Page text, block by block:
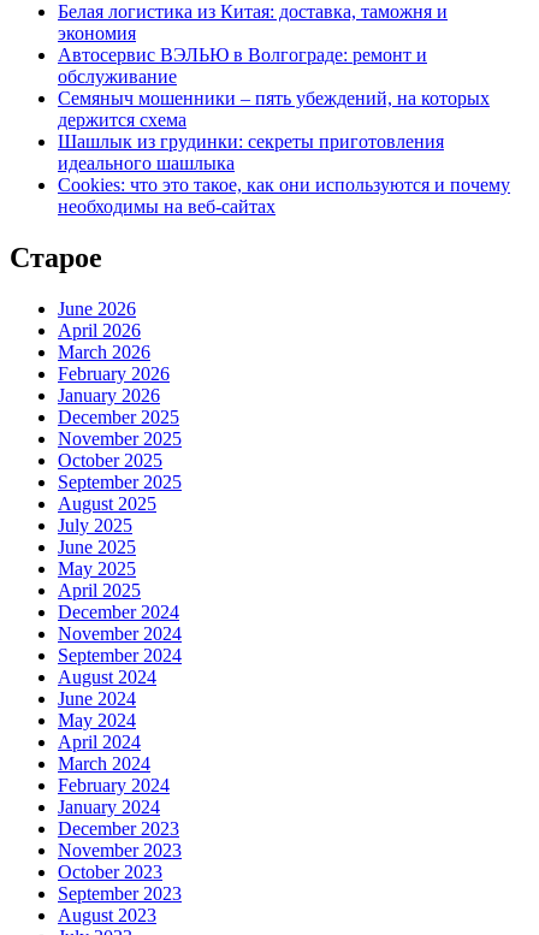
Белая логистика из Китая: доставка, таможня и
экономия
Автосервис ВЭЛЬЮ в Волгограде: ремонт и
обслуживание
Семяныч мошенники – пять убеждений, на которых
держится схема
Шашлык из грудинки: секреты приготовления
идеального шашлыка
Cookies: что это такое, как они используются и почему
необходимы на веб-сайтах
Старое
June 2026
April 2026
March 2026
February 2026
January 2026
December 2025
November 2025
October 2025
September 2025
August 2025
July 2025
June 2025
May 2025
April 2025
December 2024
November 2024
September 2024
August 2024
June 2024
May 2024
April 2024
March 2024
February 2024
January 2024
December 2023
November 2023
October 2023
September 2023
August 2023